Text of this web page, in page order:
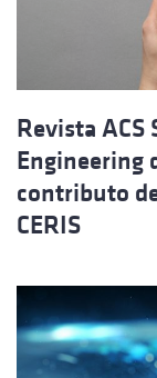
Revista
Engineering
contributo
CERIS